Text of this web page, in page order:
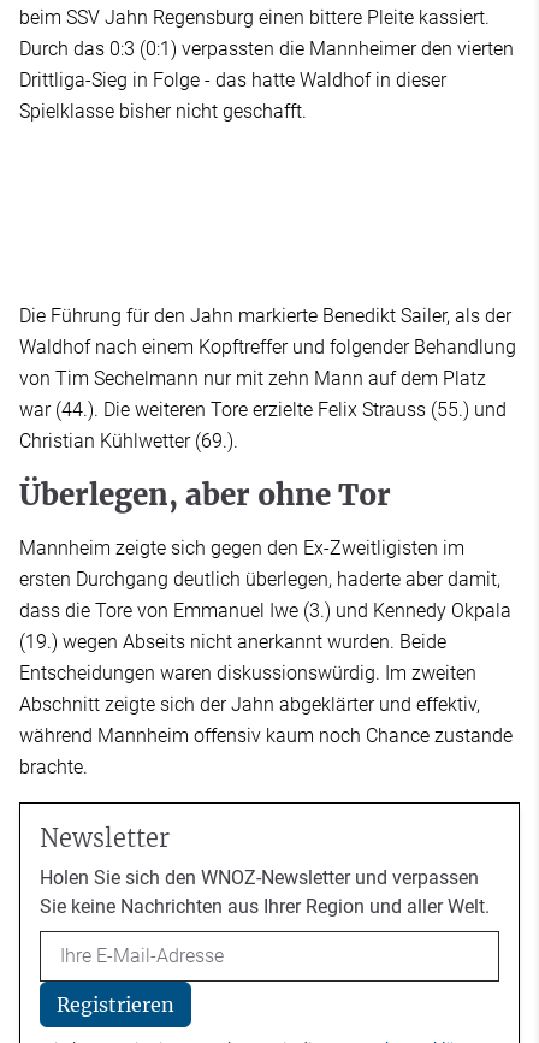
beim SSV Jahn Regensburg einen bittere Pleite kassiert.
Durch das 0:3 (0:1) verpassten die Mannheimer den vierten
Drittliga-Sieg in Folge - das hatte Waldhof in dieser
Spielklasse bisher nicht geschafft.
Die Führung für den Jahn markierte Benedikt Sailer, als der
Waldhof nach einem Kopftreffer und folgender Behandlung
von Tim Sechelmann nur mit zehn Mann auf dem Platz
war (44.). Die weiteren Tore erzielte Felix Strauss (55.) und
Christian Kühlwetter (69.).
Überlegen, aber ohne Tor
Mannheim zeigte sich gegen den Ex-Zweitligisten im
ersten Durchgang deutlich überlegen, haderte aber damit,
dass die Tore von Emmanuel Iwe (3.) und Kennedy Okpala
(19.) wegen Abseits nicht anerkannt wurden. Beide
Entscheidungen waren diskussionswürdig. Im zweiten
Abschnitt zeigte sich der Jahn abgeklärter und effektiv,
während Mannheim offensiv kaum noch Chance zustande
brachte.
Newsletter
Holen Sie sich den WNOZ-Newsletter und verpassen
Sie keine Nachrichten aus Ihrer Region und aller Welt.
Email
Registrieren